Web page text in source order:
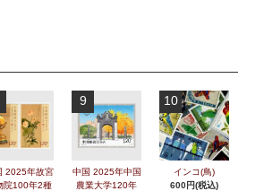
2025年故宮
院100年2種
9
中国 2025年中国
農業大学120年
10
インコ(鳥)
600円(税込)